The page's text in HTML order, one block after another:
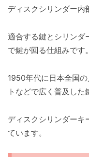
ディスクシリンダー内
適合する鍵とシリンダ
で鍵が回る仕組みです。
1950年代に日本全国
トなどで広く普及した
ディスクシリンダーキ
ています。